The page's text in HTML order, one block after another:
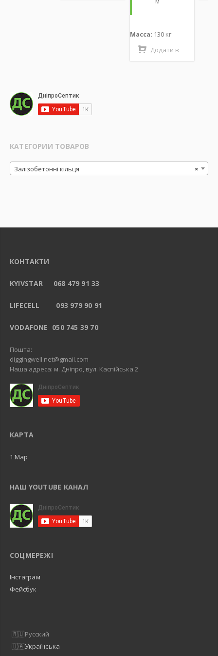
130 кг
Додати в
КАТЕГОРИИ ТОВАРОВ
×
Залізобетонні кільця
КОНТАКТИ
KYIVSTAR 068 479 91 33
LIFECELL 093 979 90 91
VODAFONE 050 745 39 70
Пошта:
diggingwell.net@gmail.com
Наша адреса: м. Дніпро, вул. Каспійська 2
КАРТА
1 Map
НАШ YOUTUBE КАНАЛ
СОЦМЕРЕЖІ
Інстаграм
Фейсбук
Русский
Українська